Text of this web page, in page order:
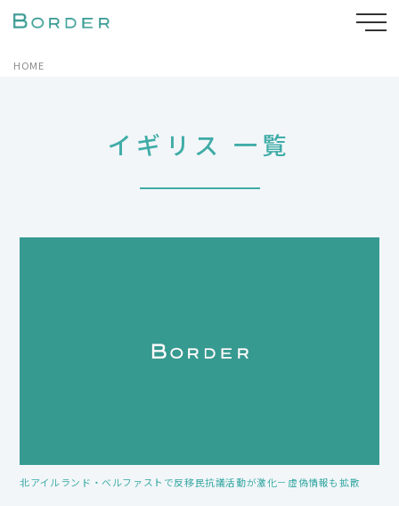
HOME
イギリス 一覧
北アイルランド・ベルファストで反移民抗議活動が激化－虚偽情報も拡散